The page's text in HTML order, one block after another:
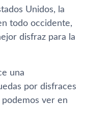
Unidos, la
todo occidente,
disfraz para la
una
por disfraces
ver en